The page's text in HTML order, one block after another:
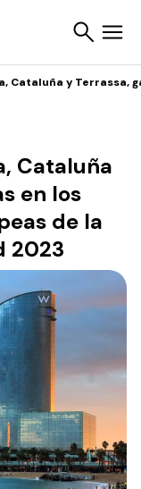
Cataluña y Terrassa,
Cataluña
en los
de la
2023